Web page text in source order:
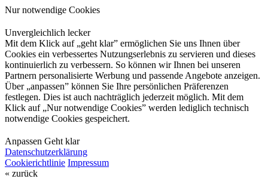
Nur notwendige Cookies
Unvergleichlich lecker
Mit dem Klick auf „geht klar” ermöglichen Sie uns Ihnen über
Cookies ein verbessertes Nutzungserlebnis zu servieren und dieses
kontinuierlich zu verbessern. So können wir Ihnen bei unseren
Partnern personalisierte Werbung und passende Angebote anzeigen.
Über „anpassen” können Sie Ihre persönlichen Präferenzen
festlegen. Dies ist auch nachträglich jederzeit möglich. Mit dem
Klick auf „Nur notwendige Cookies” werden lediglich technisch
notwendige Cookies gespeichert.
Anpassen Geht klar
Datenschutzerklärung
Cookierichtlinie Impressum
« zurück